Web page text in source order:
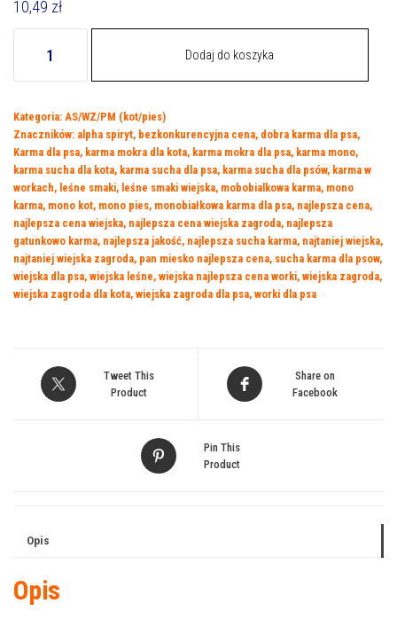
10,49 zł
Wiejska
Zagroda
Wieprzowina
400g
Dodaj do koszyka
Kategoria: AS/WZ/PM (kot/pies)
Znaczników: alpha spiryt, bezkonkurencyjna cena, dobra karma dla psa,
Karma dla psa, karma mokra dla kota, karma mokra dla psa, karma mono,
karma sucha dla kota, karma sucha dla psa, karma sucha dla psów, karma w
workach, leśne smaki, leśne smaki wiejska, mobobialkowa karma, mono
karma, mono kot, mono pies, monobiałkowa karma dla psa, najlepsza cena,
najlepsza cena wiejska, najlepsza cena wiejska zagroda, najlepsza
gatunkowo karma, najlepsza jakość, najlepsza sucha karma, najtaniej wiejska,
najtaniej wiejska zagroda, pan miesko najlepsza cena, sucha karma dla psow,
wiejska dla psa, wiejska leśne, wiejska najlepsza cena worki, wiejska zagroda,
wiejska zagroda dla kota, wiejska zagroda dla psa, worki dla psa
Tweet This
Product
Share on
Facebook
Pin This
Product
Opis
Opis